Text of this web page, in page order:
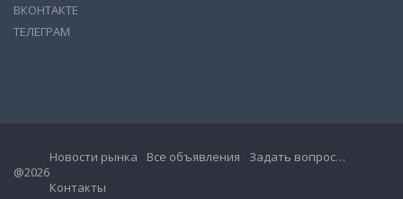
ВКОНТАКТЕ
ТЕЛЕГРАМ
@2026
Новости рынка Все объявления
Задать вопрос…
Контакты